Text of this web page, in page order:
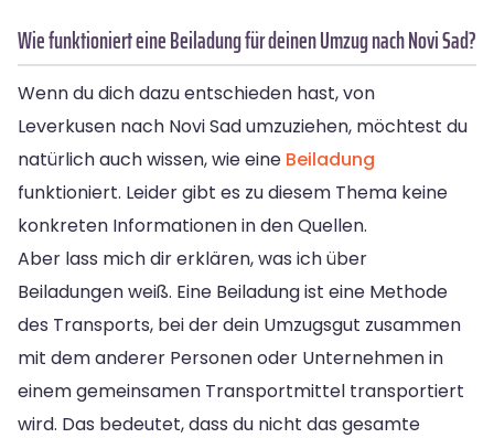
Wie funktioniert eine Beiladung für deinen Umzug nach Novi Sad?
Wenn du dich dazu entschieden hast, von
Leverkusen nach Novi Sad umzuziehen, möchtest du
natürlich auch wissen, wie eine Beiladung
funktioniert. Leider gibt es zu diesem Thema keine
konkreten Informationen in den Quellen.
Aber lass mich dir erklären, was ich über
Beiladungen weiß. Eine Beiladung ist eine Methode
des Transports, bei der dein Umzugsgut zusammen
mit dem anderer Personen oder Unternehmen in
einem gemeinsamen Transportmittel transportiert
wird. Das bedeutet, dass du nicht das gesamte